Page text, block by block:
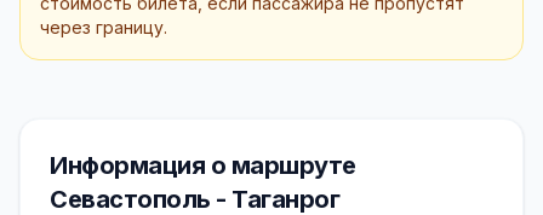
через границу.
Информация о маршруте
Севастополь - Таганрог